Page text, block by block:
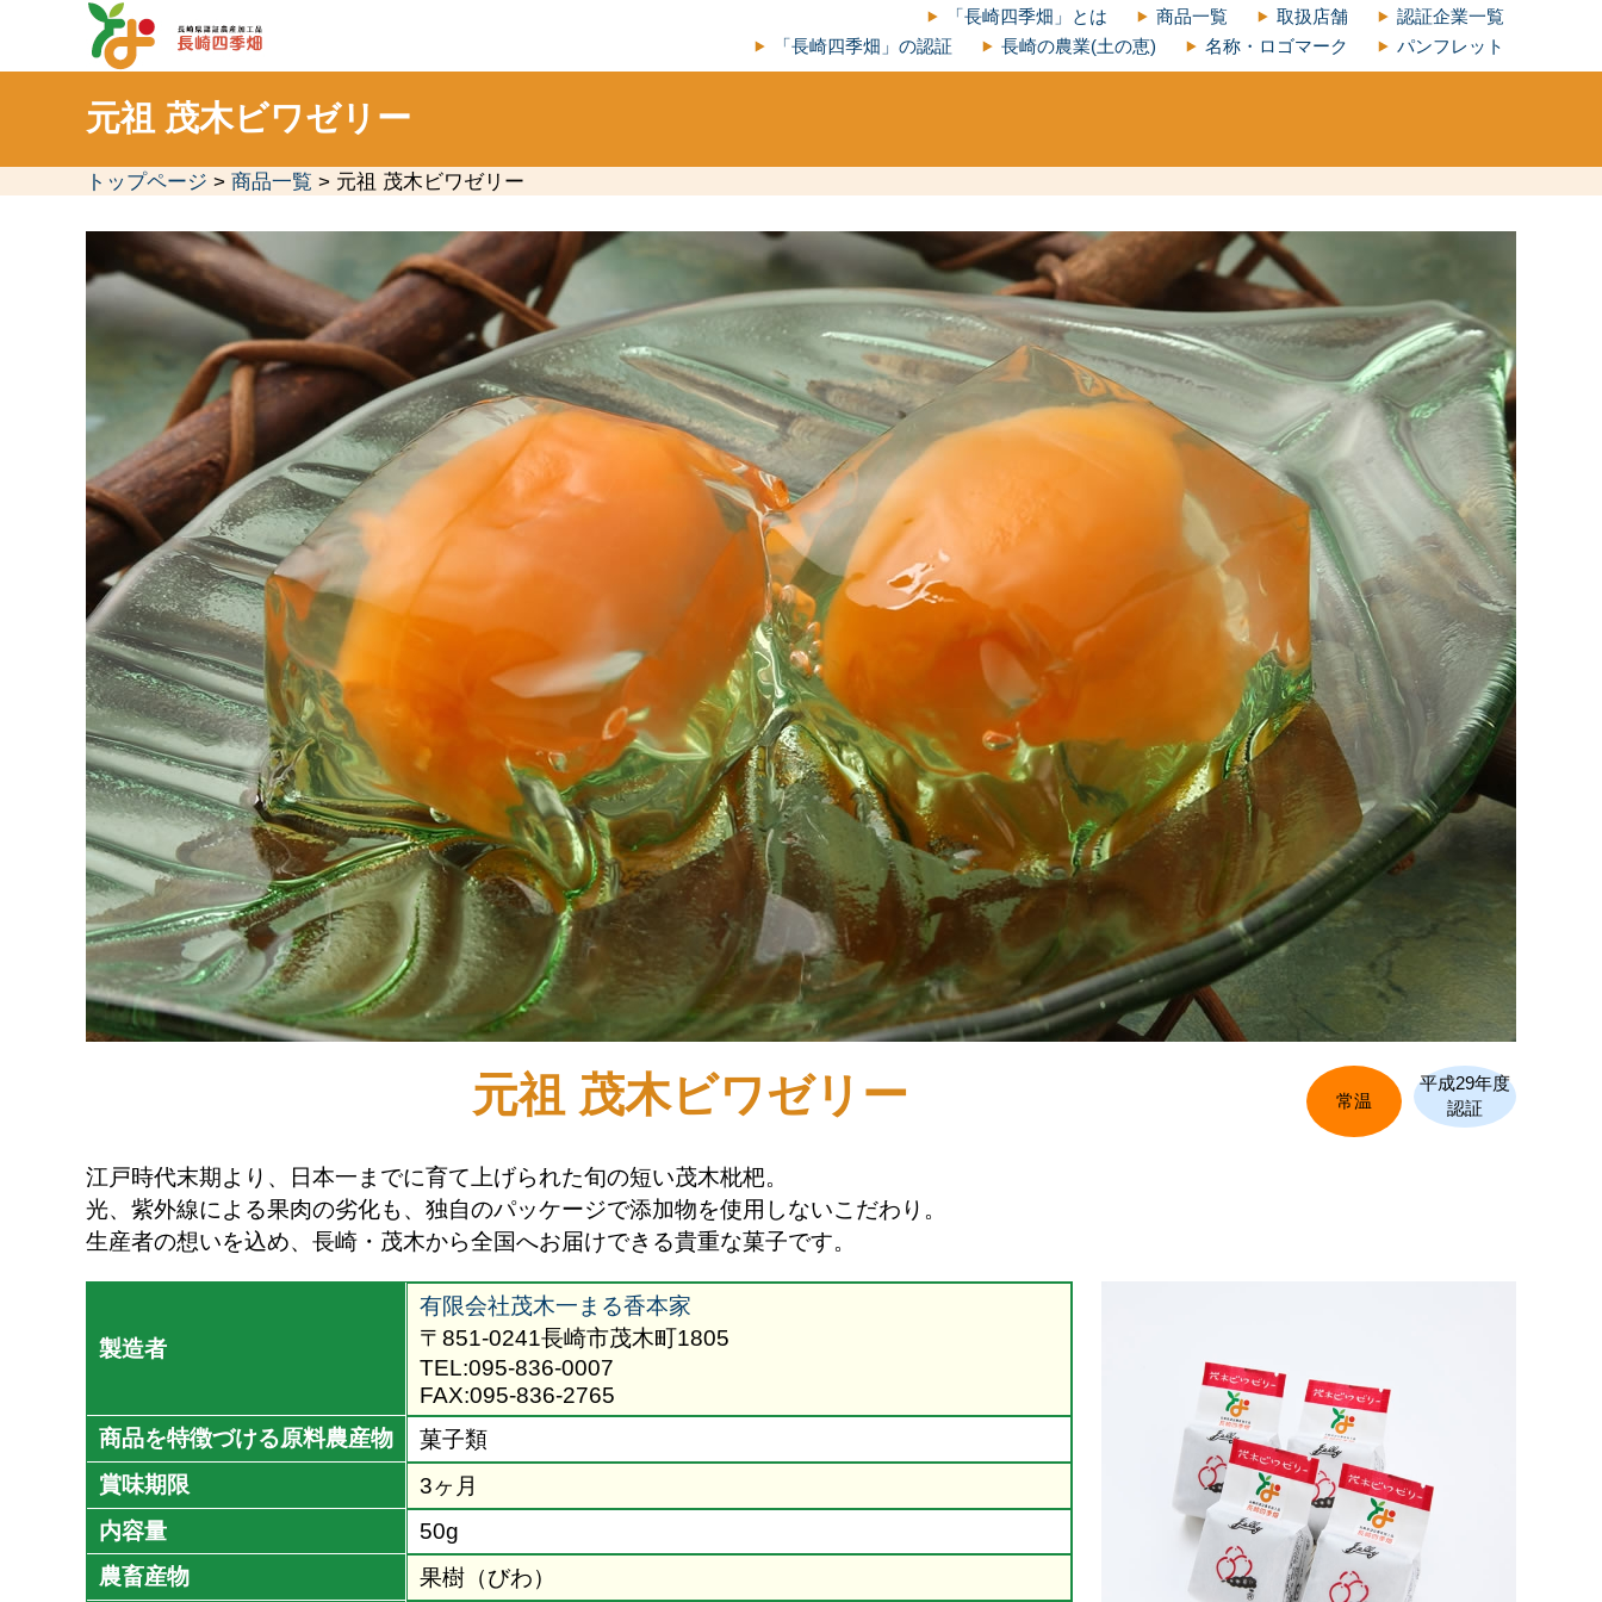
「長崎四季畑」とは 商品一覧 取扱店舗
認証企業一覧
「長崎四季畑」の認証
長崎の農業(土の恵) 名称・ロゴマーク パンフレット
元祖 茂木ビワゼリー
トップページ > 商品一覧 > 元祖 茂木ビワゼリー
平成29年度
認証
常温
元祖 茂木ビワゼリー
江戸時代末期より、日本一までに育て上げられた旬の短い茂木枇杷。
光、紫外線による果肉の劣化も、独自のパッケージで添加物を使用しないこだわり。
生産者の想いを込め、長崎・茂木から全国へお届けできる貴重な菓子です。
製造者
有限会社茂木一まる香本家
〒851-0241長崎市茂木町1805
TEL:095-836-0007
FAX:095-836-2765
商品を特徴づける原料農産物
菓子類
賞味期限
3ヶ月
内容量
50g
農畜産物
果樹（びわ）